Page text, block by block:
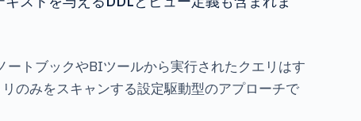
ートブックやBIツールから実行されたクエリはす
のみをスキャンする設定駆動型のアプローチで